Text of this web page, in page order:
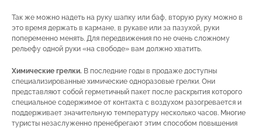
Так же можно надеть на руку шапку или баф, вторую руку можно в
это время держать в кармане, в рукаве или за пазухой, руки
попеременно менять. Для передвижения по не очень сложному
рельефу одной руки «на свободе» вам должно хватить.
Химические грелки. В последние годы в продаже доступны
специализированные химические одноразовые грелки. Они
представляют собой герметичный пакет после раскрытия которого
специальное содержимое от контакта с воздухом разогревается и
поддерживает значительную температуру несколько часов. Многие
туристы незаслуженно пренебрегают этим способом повышения